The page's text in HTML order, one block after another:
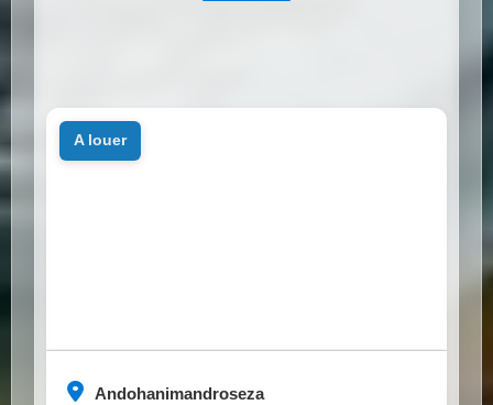
Andohanimandroseza
a louer